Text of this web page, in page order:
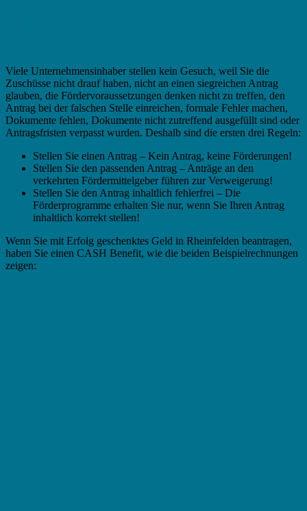
Viele Unternehmensinhaber stellen kein Gesuch, weil Sie die
Zuschüsse nicht drauf haben, nicht an einen siegreichen Antrag
glauben, die Fördervoraussetzungen denken nicht zu treffen, den
Antrag bei der falschen Stelle einreichen, formale Fehler machen,
Dokumente fehlen, Dokumente nicht zutreffend ausgefüllt sind oder
Antragsfristen verpasst wurden. Deshalb sind die ersten drei Regeln:
Stellen Sie einen Antrag – Kein Antrag, keine Förderungen!
Stellen Sie den passenden Antrag – Anträge an den
verkehrten Fördermittelgeber führen zur Verweigerung!
Stellen Sie den Antrag inhaltlich fehlerfrei – Die
Förderprogramme erhalten Sie nur, wenn Sie Ihren Antrag
inhaltlich korrekt stellen!
Wenn Sie mit Erfolg geschenktes Geld in Rheinfelden beantragen,
haben Sie einen CASH Benefit, wie die beiden Beispielrechnungen
zeigen: